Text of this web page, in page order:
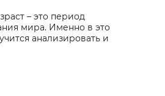
– это период
мира. Именно в это
анализировать и